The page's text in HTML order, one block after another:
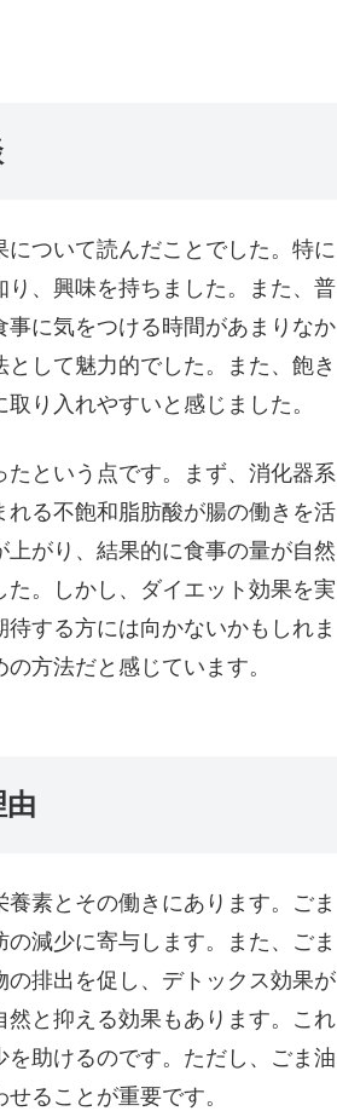
ついて読んだことでした。特に
、興味を持ちました。また、普
に気をつける時間があまりなか
して魅力的でした。また、飽き
り入れやすいと感じました。
という点です。まず、消化器系
る不飽和脂肪酸が腸の働きを活
がり、結果的に食事の量が自然
。しかし、ダイエット効果を実
する方には向かないかもしれま
方法だと感じています。
素とその働きにあります。ごま
減少に寄与します。また、ごま
排出を促し、デトックス効果が
と抑える効果もあります。これ
助けるのです。ただし、ごま油
ることが重要です。